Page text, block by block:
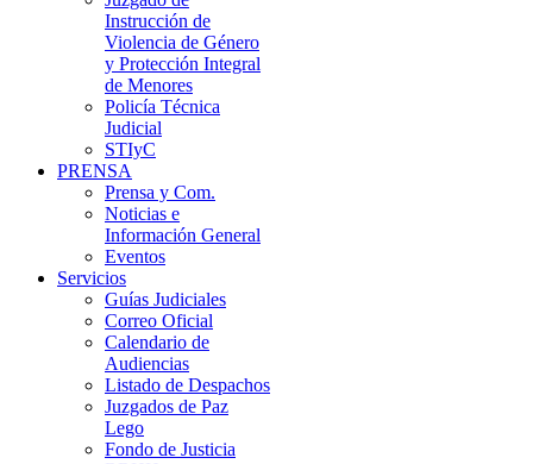
Instrucción de
Violencia de Género
y Protección Integral
de Menores
Policía Técnica
Judicial
STIyC
PRENSA
Prensa y Com.
Noticias e
Información General
Eventos
Servicios
Guías Judiciales
Correo Oficial
Calendario de
Audiencias
Listado de Despachos
Juzgados de Paz
Lego
Fondo de Justicia